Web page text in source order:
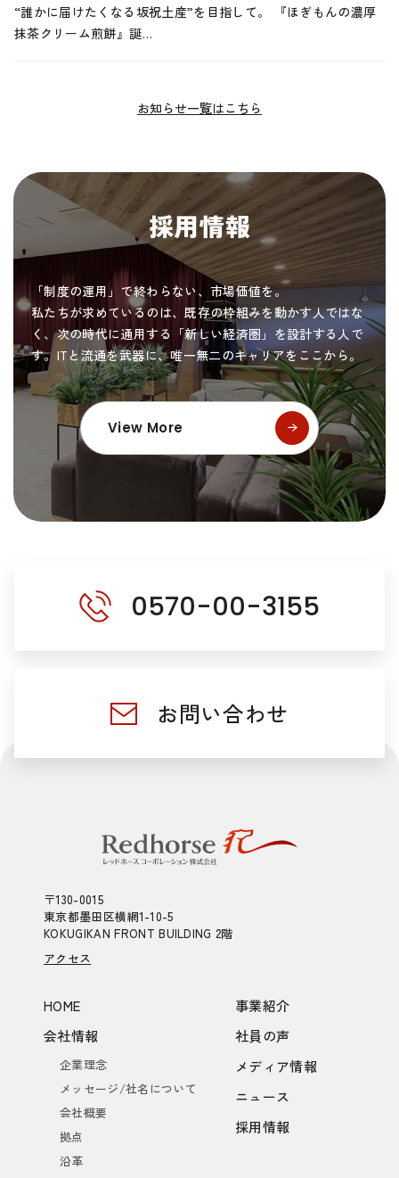
お知らせ一覧はこちら
“誰かに届けたくなる坂祝土産”を目指して。 『ほぎもんの濃厚
抹茶クリーム煎餅』誕…
採用情報
「制度の運用」で終わらない、市場価値を。
私たちが求めているのは、既存の枠組みを動かす人ではな
く、次の時代に通用する「新しい経済圏」を設計する人で
す。ITと流通を武器に、唯一無二のキャリアをここから。
View More
0570-00-3155
お問い合わせ
〒130-0015
東京都墨田区横網1-10-5
KOKUGIKAN FRONT BUILDING 2階
アクセス
HOME
会社情報
企業理念
メッセージ/社名について
会社概要
拠点
沿革
事業紹介
社員の声
メディア情報
ニュース
採用情報